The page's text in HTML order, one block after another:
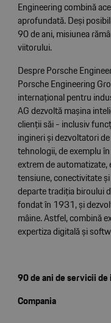
Engineering combină
aprofundată. Deși
90 de ani, misiunea
viitorului.
Despre Porsche
Porsche Engineering
internațional pentru
AG dezvoltă mașina
clienții săi - inclusiv
ingineri și dezvoltatori
tehnologii, de exemplu
extrem de
tensiune, conectivitate
departe tradiția biroului
fondat în 1931, și
mâine. Astfel, combină
expertiza digitală și
90 de ani de servicii
Compania